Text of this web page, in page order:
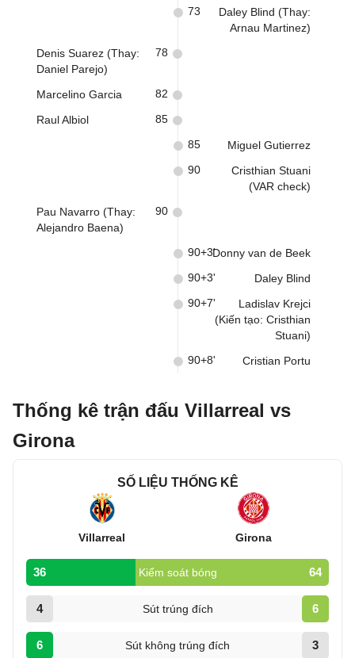
Daley Blind (Thay:
Arnau Martinez)
73
Denis Suarez (Thay:
Daniel Parejo)
78
Marcelino Garcia 82
Raul Albiol 85
Miguel Gutierrez
85
Cristhian Stuani
(VAR check)
90
Pau Navarro (Thay:
Alejandro Baena)
90
Donny van de Beek
90+3'
Daley Blind
90+3'
Ladislav Krejci
(Kiến tạo: Cristhian
Stuani)
90+7'
Cristian Portu
90+8'
Thống kê trận đấu Villarreal vs
Girona
SỐ LIỆU THỐNG KÊ
Villarreal Girona
36 Kiểm soát bóng 64
4 Sút trúng đích 6
6 Sút không trúng đích 3